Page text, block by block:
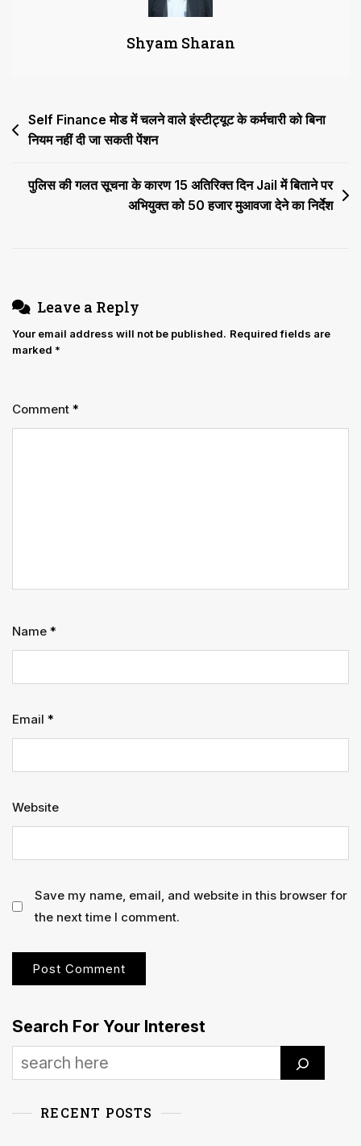
की
अनुमति
आरटीआई
डॉक्यूमेंट्स
कॉपी
Shyam Sharan
Post
navigation
Self Finance मोड में चलने वाले इंस्टीट्यूट के कर्मचारी को बिना
नियम नहीं दी जा सकती पेंशन
पुलिस की गलत सूचना के कारण 15 अतिरिक्त दिन Jail में बिताने पर
अभियुक्त को 50 हजार मुआवजा देने का निर्देश
Leave a Reply
Your email address will not be published. Required fields are
marked *
Comment *
Name *
Email *
Website
Save my name, email, and website in this browser for
the next time I comment.
Search For Your Interest
RECENT POSTS